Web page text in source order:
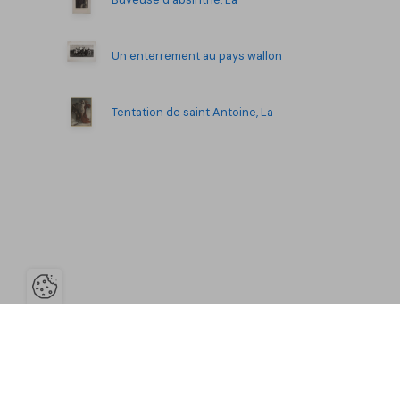
Un enterrement au pays wallon
Tentation de saint Antoine, La
Ouvrir la barre de gestion des